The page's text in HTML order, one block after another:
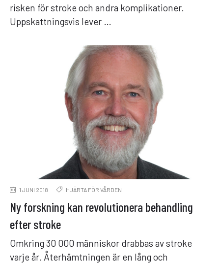
risken för stroke och andra komplikationer.
Uppskattningsvis lever …
1 JUNI 2018 HJÄRTA FÖR VÅRDEN
Ny forskning kan revolutionera behandling
efter stroke
Omkring 30 000 människor drabbas av stroke
varje år. Återhämtningen är en lång och